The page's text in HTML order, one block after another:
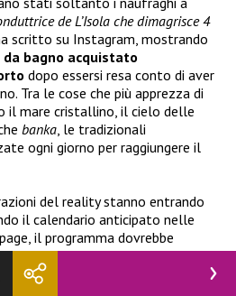
de L’Isola che dimagrisce 4
scritto su Instagram, mostrando
bagno acquistato
dopo essersi resa conto di aver
Tra le cose che più apprezza di
il mare cristallino, il cielo delle
banka , le tradizionali
ogni giorno per raggiungere il
del reality stanno entrando
il calendario anticipato nelle
il programma dovrebbe
metà luglio, dopo undici puntate
Se questa tabella di